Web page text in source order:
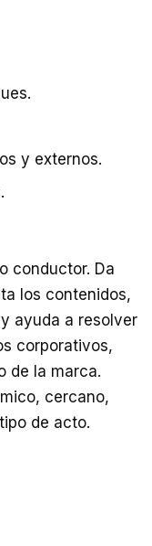
y externos.
conductor. Da
los contenidos,
ayuda a resolver
corporativos,
de la marca.
cercano,
de acto.